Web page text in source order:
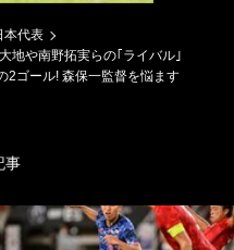
本代表
地や南野拓実らの｢ライバル｣
2ゴール! 森保一監督を悩ます
事